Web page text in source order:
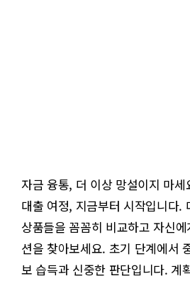
자금 융통, 더 이상 망설이지 마
대출 여정, 지금부터 시작입니다.
상품들을 꼼꼼히 비교하고 자신
션을 찾아보세요. 초기 단계에서
보 습득과 신중한 판단입니다. 계